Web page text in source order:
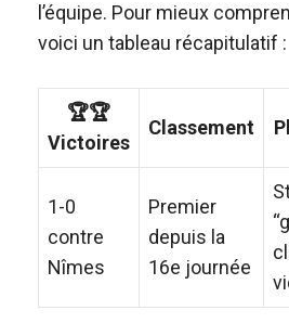
l’équipe. Pour mieux
voici un tableau récapitulatif :
🏆🏆
Victoires
Classement
1-0
contre
Nîmes
Premier
depuis la
16e journée